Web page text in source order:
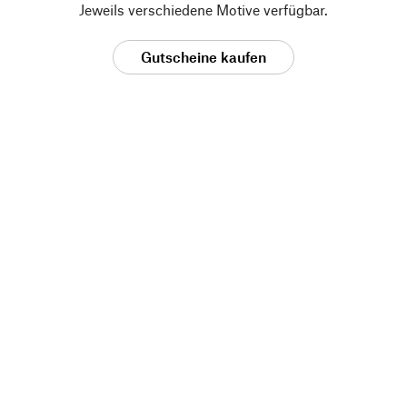
Jeweils verschiedene Motive verfügbar.
Gutscheine kaufen